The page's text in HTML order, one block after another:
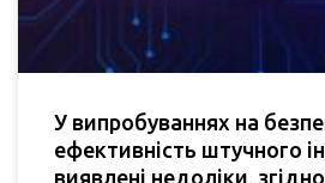
У випробуваннях на
ефективність штучного
виявлені недоліки,